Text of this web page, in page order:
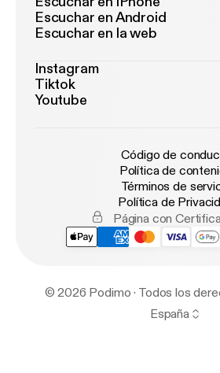
Escuchar en Android
Escuchar en la web
Instagram
Tiktok
Youtube
Código de
Política de
Términos de
Política de
Página con
© 2026 Podimo · Todos los
España